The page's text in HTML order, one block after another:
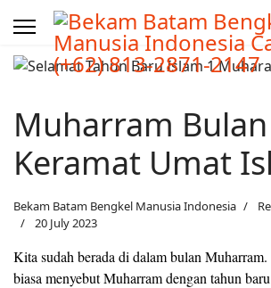
Muharram Bulan
Keramat Umat
Bekam Batam Bengkel Manusia Indonesia
20 July 2023
Kita sudah berada di dalam bulan
biasa menyebut Muharram dengan tahun